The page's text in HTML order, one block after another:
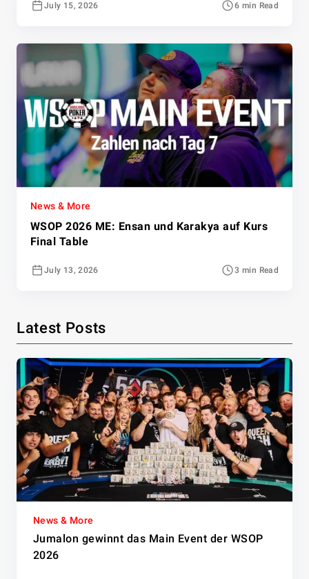
July 15, 2026 6 min Read
News & More
WSOP 2026 ME: Ensan und Karakya auf Kurs
Final Table
July 13, 2026 3 min Read
Latest Posts
News & More
Jumalon gewinnt das Main Event der WSOP
2026